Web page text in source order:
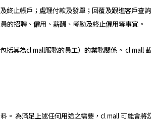
止帳戶；處理付款及發單；回覆及跟進客戶查
的招聘、僱用、薪酬、考勤及終止僱用等事宜。
其為cl mall服務的員工）的業務關係。 cl mall
為滿足上述任何用途之需要，cl mall 可能會